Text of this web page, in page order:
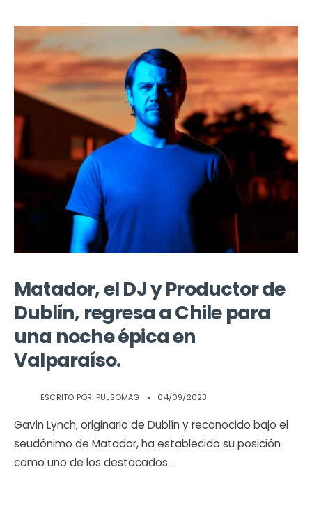
Matador, el DJ y Productor de
Dublín, regresa a Chile para
una noche épica en
Valparaíso.
ESCRITO POR: PULSOMAG • 04/09/2023
Gavin Lynch, originario de Dublín y reconocido bajo el
seudónimo de Matador, ha establecido su posición
como uno de los destacados...